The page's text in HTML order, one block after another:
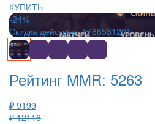
КУПИТЬ
-24%
Скидка действует 1786531201
Рейтинг MMR: 5263
₽ 9199
₽ 12116